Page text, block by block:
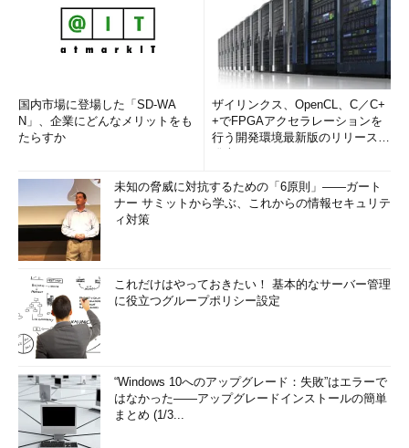
国内市場に登場した「SD-WA
N」、企業にどんなメリットをも
たらすか
ザイリンクス、OpenCL、C／C+
+でFPGAアクセラレーションを
行う開発環境最新版のリリースを
未知の脅威に対抗するための「6原則」――ガート
ナー サミットから学ぶ、これからの情報セキュリテ
ィ対策
これだけはやっておきたい！ 基本的なサーバー管理
に役立つグループポリシー設定
“Windows 10へのアップグレード：失敗”はエラーで
はなかった――アップグレードインストールの簡単
まとめ (1/3...